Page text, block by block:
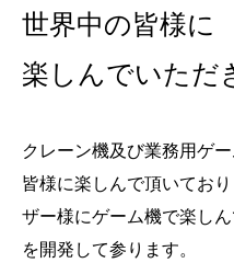
世界中の皆様に
楽しんでいただ
クレーン機及び業務用ゲ
皆様に楽しんで頂いてお
ザー様にゲーム機で楽し
を開発して参ります。